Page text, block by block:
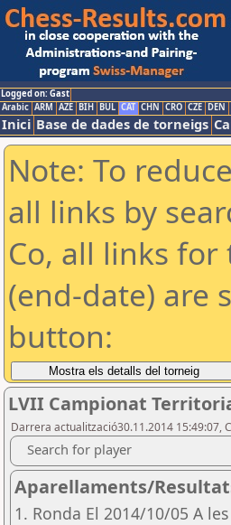
Logged on: Gast
Arabic ARM AZE BIH BUL CAT CHN CRO CZE DEN
Inici Base de dades de torneigs
Note: To
all links by
Co, all links
(end-date) are
button:
LVII Campionat
Darrera actualització30.11.2014 15:49:07,
Search for player
Aparellaments/
1. Ronda El 2014/10/05 A